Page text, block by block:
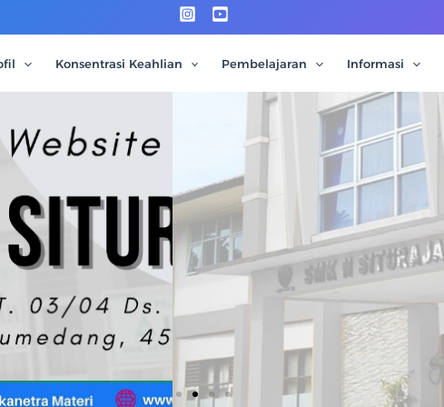
Konsentrasi Keahlian Pembelajaran Informasi